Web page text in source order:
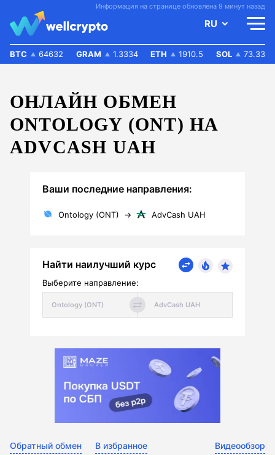
Информация на странице обновлена 9 минут назад
RU
BTC 64632 GRAM 1.3334 ETH 1910.5 SOL 73.33
ОНЛАЙН ОБМЕН
ONTOLOGY (ONT) НА
ADVCASH UAH
Ваши последние направления:
Ontology (ONT) → AdvCash UAH
Найти наилучший курс
Выберите направление:
Обратный обмен В избранное Видеообзор